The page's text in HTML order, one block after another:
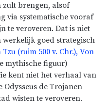
zult brengen, alsof
via systematische vooraf
te veroveren. Dat is niet
werkelijk goed strategisch
Tzu (ruim 500 v. Chr.), Von
mythische figuur)
kent niet het verhaal van
de Trojanen
wisten te veroveren.